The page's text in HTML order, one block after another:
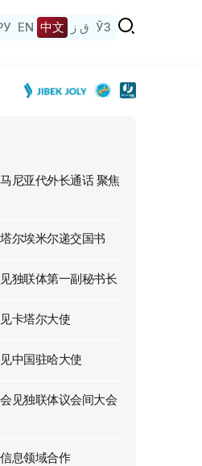
EN 中文 ق ز ЎЗ
尼亚代外长通话 聚焦
尔埃米尔递交国书
独联体第一副秘书长
卡塔尔大使
中国驻哈大使
见独联体议会间大会
息领域合作